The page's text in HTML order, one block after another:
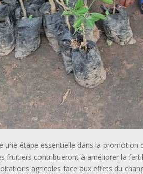
étape essentielle dans la promotion
fruitiers contribueront à améliorer la
agricoles face aux effets du